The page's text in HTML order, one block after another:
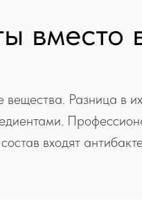
вместо
Разница в
входят